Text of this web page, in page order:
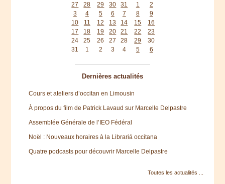
27
28 29 30 31 1
2
3
4 5 6 7 8
9
10
11 12 13 14 15
16
17
18 19 20 21 22
23
24
25 26 27 28 29
30
31
1 2 3 4 5 6
Dernières actualités
Cours et ateliers d’occitan en Limousin
À propos du film de Patrick Lavaud sur Marcelle Delpastre
Assemblée Générale de l’IEO Fédéral
Noël : Nouveaux horaires à la Librariá occitana
Quatre podcasts pour découvrir Marcelle Delpastre
Toutes les actualités ...